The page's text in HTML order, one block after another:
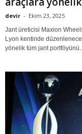
devir - Ekim 23, 2025
Jant üreticisi Maxion
Lyon kentinde
yönelik tüm jant